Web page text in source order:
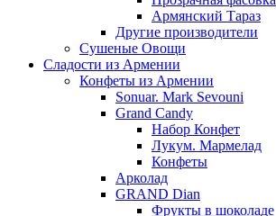
Армянский Тараз
Другие производители
Сушеные Овощи
Сладости из Армении
Конфеты из Армении
Sonuar. Mark Sevouni
Grand Candy
Набор Конфет
Лукум. Мармелад
Конфеты
Арколад
GRAND Dian
Фрукты в шоколаде